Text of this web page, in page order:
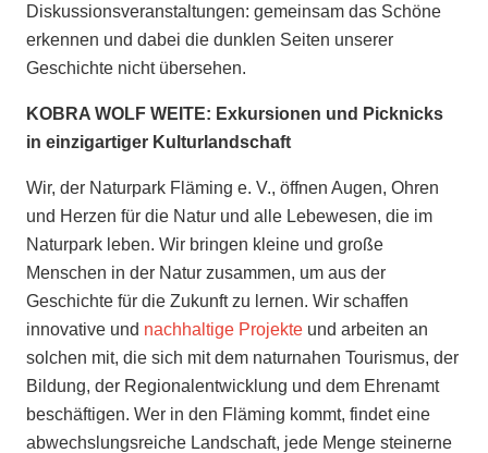
Diskussionsveranstaltungen: gemeinsam das Schöne
erkennen und dabei die dunklen Seiten unserer
Geschichte nicht übersehen.
KOBRA WOLF WEITE: Exkursionen und Picknicks
in einzigartiger Kulturlandschaft
Wir, der Naturpark Fläming e. V., öffnen Augen, Ohren
und Herzen für die Natur und alle Lebewesen, die im
Naturpark leben. Wir bringen kleine und große
Menschen in der Natur zusammen, um aus der
Geschichte für die Zukunft zu lernen. Wir schaffen
innovative und nachhaltige Projekte und arbeiten an
solchen mit, die sich mit dem naturnahen Tourismus, der
Bildung, der Regionalentwicklung und dem Ehrenamt
beschäftigen. Wer in den Fläming kommt, findet eine
abwechslungsreiche Landschaft, jede Menge steinerne